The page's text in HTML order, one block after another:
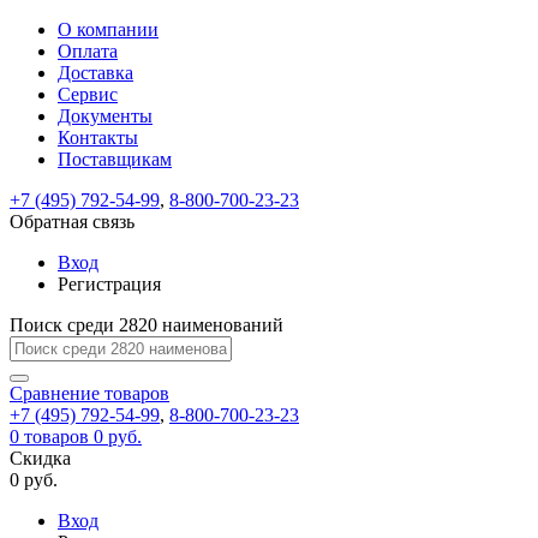
ВходРегистрация
Только
test@example.com
отправлена
по
ней
для
регистрации.
Ок
Только
Запомнить
меня
Забыли
Восстановление
пароля
Заполните
форму.
Мы
отправим
ссылку
на
указанный
электронный
адрес,
перейдя
по
которой
вы
новый
На
вашу
test@test.ru
отправлена
ссылка.
Перейдите
по
для
смены
пароля.
Введите
новый
пароль
Сменить
Пароль
успешно
Войти
Обратная
связь
Сообщение
пользовательского
соглашения
Ваше
сообщение
успешно
О компании
Оплата
Доставка
Сервис
Документы
Контакты
Поставщикам
+7 (495) 792-54-99, 8-800-700-23-23
Обратная связь
Вход
Регистрация
Поиск среди 2820 наименований
Сравнение товаров
+7 (495) 792-54-99, 8-800-700-23-23
0 товаров 0 руб.
Скидка
0 руб.
Вход